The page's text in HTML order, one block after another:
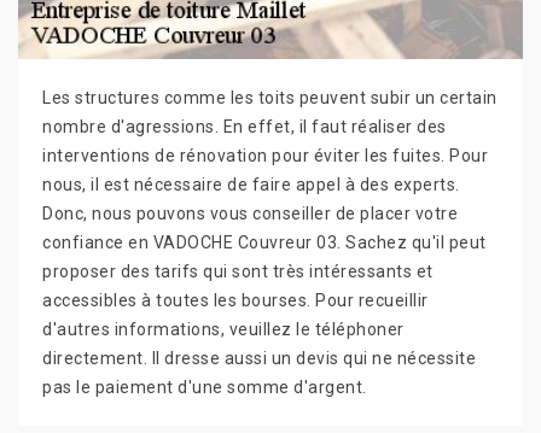
Les structures comme les toits peuvent subir un certain
nombre d'agressions. En effet, il faut réaliser des
interventions de rénovation pour éviter les fuites. Pour
nous, il est nécessaire de faire appel à des experts.
Donc, nous pouvons vous conseiller de placer votre
confiance en VADOCHE Couvreur 03. Sachez qu'il peut
proposer des tarifs qui sont très intéressants et
accessibles à toutes les bourses. Pour recueillir
d'autres informations, veuillez le téléphoner
directement. Il dresse aussi un devis qui ne nécessite
pas le paiement d'une somme d'argent.